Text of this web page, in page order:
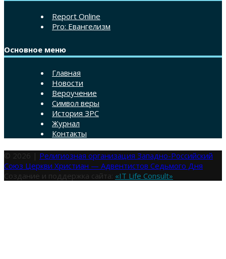
Report Online
Pro: Евангелизм
Основное меню
Главная
Новости
Вероучение
Символ веры
История ЗРС
Журнал
Контакты
© 2026 | Религиозная организация Западно-Российский
Союз Церкви Христиан — Адвентистов Седьмого Дня
Создание и поддержка сайта: «IT Life Consult»